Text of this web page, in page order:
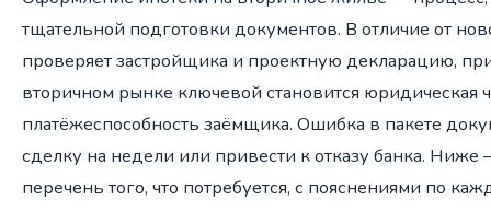
тщательной подготовки документов. В отличие от
проверяет застройщика и проектную декларацию,
вторичном рынке ключевой становится юридическая
платёжеспособность заёмщика. Ошибка в пакете
сделку на недели или привести к отказу банка.
перечень того, что потребуется, с пояснениями по